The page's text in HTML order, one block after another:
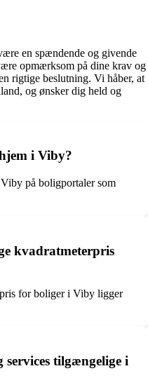
en spændende og givende
opmærksom på dine krav og
rigtige beslutning. Vi håber, at
og ønsker dig held og
i Viby?
på boligportaler som
kvadratmeterpris
for boliger i Viby ligger
services tilgængelige i